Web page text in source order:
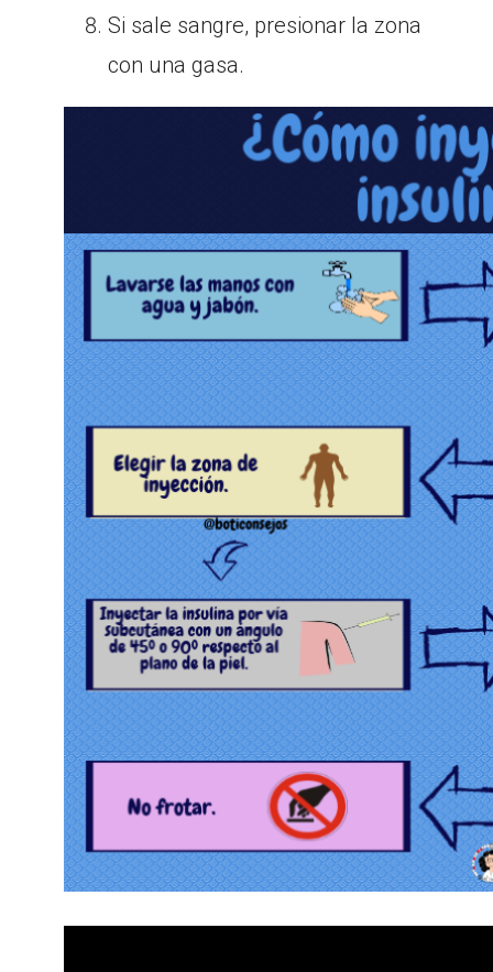
Si sale sangre, presionar la zona
con una gasa.